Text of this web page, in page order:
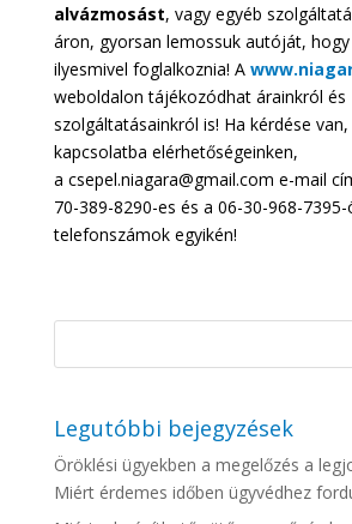
alvázmosást, vagy egyéb
áron, gyorsan lemossuk autóját,
ilyesmivel foglalkoznia! A
weboldalon tájékozódhat árainkról és
szolgáltatásainkról is! Ha kérdése
kapcsolatba elérhetőségeinken,
a csepel.niagara@gmail.com e-mail
70-389-8290-es és a 06-30-968-7395-
telefonszámok egyikén!
Legutóbbi bejegyzések
Öröklési ügyekben a megelőzés a
Miért érdemes időben ügyvédhez